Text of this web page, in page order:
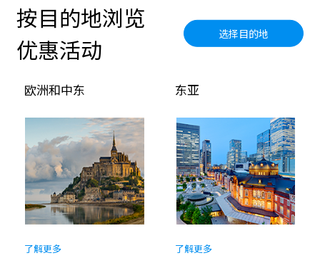
按目的地浏览
优惠活动
选择目的地
欧洲和中东
了解更多
东亚
了解更多